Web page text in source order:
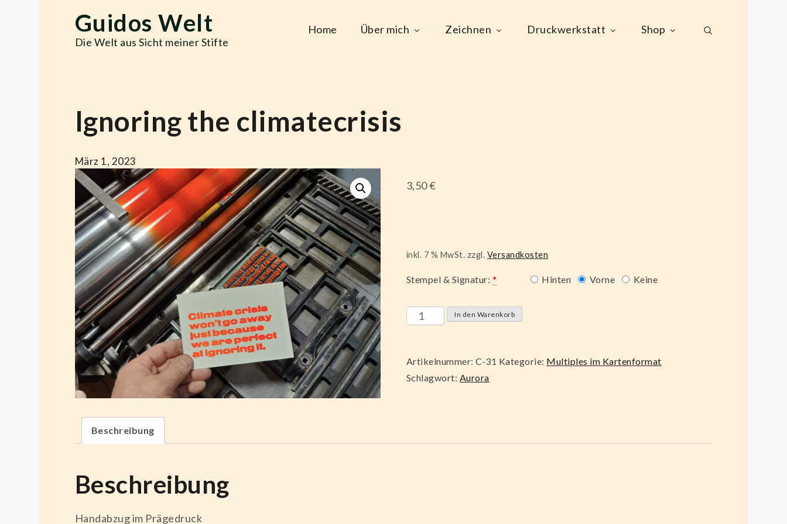
Guidos Welt
Die Welt aus Sicht meiner Stifte
Home Über mich Zeichnen Druckwerkstatt Shop
Ignoring the climatecrisis
März 1, 2023
3,50€
inkl. 7 % MwSt. zzgl. Versandkosten
Stempel & Signatur: * Hinten Vorne Keine
Ignoring
Menge
In den Warenkorb
Artikelnummer:C-31 Kategorie: Multiples im Kartenformat
Schlagwort: Aurora
Beschreibung
Beschreibung
Handabzug im Prägedruck